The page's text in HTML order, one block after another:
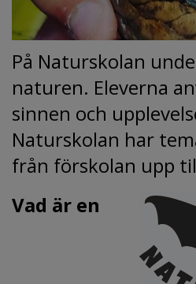
På Naturskolan
naturen. Eleverna
sinnen och
Naturskolan har
från förskolan upp
Vad är en